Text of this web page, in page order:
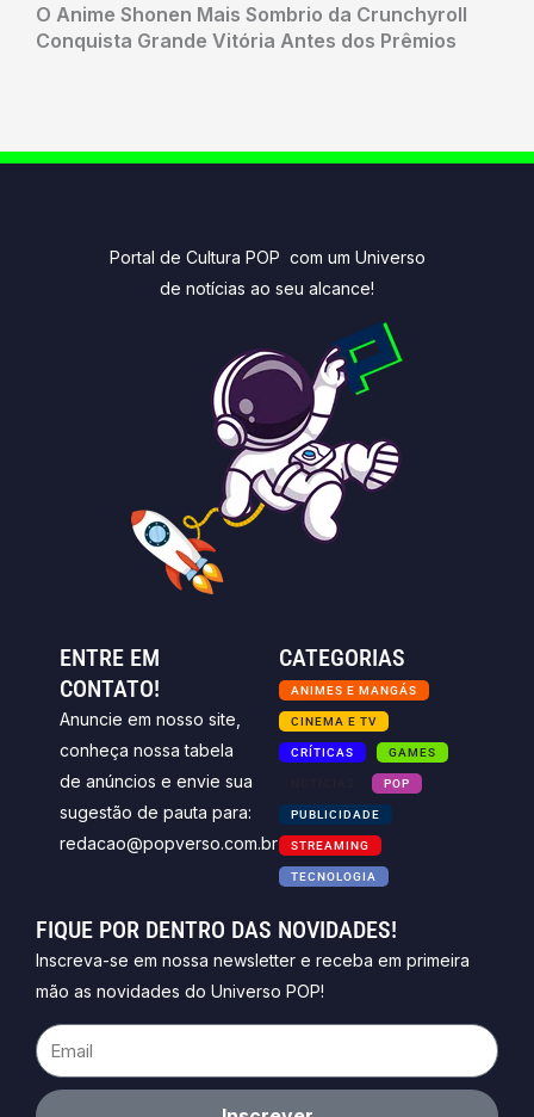
O Anime Shonen Mais Sombrio da Crunchyroll
Conquista Grande Vitória Antes dos Prêmios
Portal de Cultura POP com um Universo
de notícias ao seu alcance!
ENTRE EM
CONTATO!
Anuncie em nosso site,
conheça nossa tabela
de anúncios e envie sua
sugestão de pauta para:
redacao@popverso.com.br
CATEGORIAS
ANIMES E MANGÁS
CINEMA E TV
CRÍTICAS GAMES
POP
PUBLICIDADE
STREAMING
TECNOLOGIA
FIQUE POR DENTRO DAS NOVIDADES!
Inscreva-se em nossa newsletter e receba em primeira
mão as novidades do Universo POP!
Email